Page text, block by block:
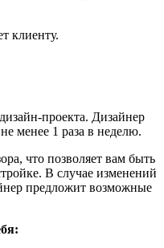
клиенту.
проекта. Дизайнер
менее 1 раза в неделю.
что позволяет вам быть
В случае изменений
предложит возможные